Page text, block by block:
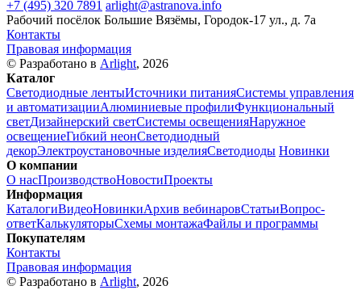
+7 (495) 320 7891 arlight@astranova.info
Рабочий посёлок Большие Вязёмы, Городок-17 ул., д. 7а
Контакты
Правовая информация
© Разработано в Arlight, 2026
Каталог
Светодиодные лентыИсточники питанияСистемы управления
и автоматизацииАлюминиевые профилиФункциональный
светДизайнерский светСистемы освещенияНаружное
освещениеГибкий неонСветодиодный
декорЭлектроустановочные изделияСветодиоды Новинки
О компании
О насПроизводствоНовостиПроекты
Информация
КаталогиВидеоНовинкиАрхив вебинаровСтатьиВопрос-
ответКалькуляторыСхемы монтажаФайлы и программы
Покупателям
Контакты
Правовая информация
© Разработано в Arlight, 2026